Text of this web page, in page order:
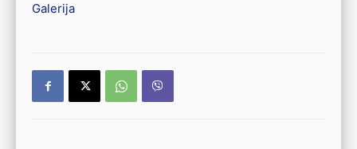
Galerija